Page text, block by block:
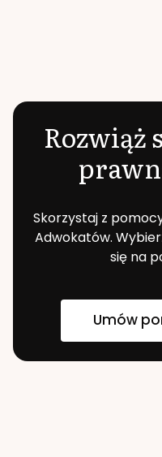
Rozwiąż
Skorzystaj z
Adwokatów.
się na
Umów